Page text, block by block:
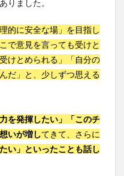
りました。
的に安全な場」を目指し
で意見を言っても受けと
けとめられる」「自分の
だ」と、少しずつ思える
を発揮したい」「このチ
いが増してきて、さらに
い」といったことも話し